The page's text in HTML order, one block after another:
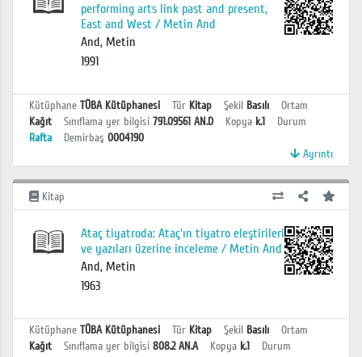
performing arts link past and present,
East and West / Metin And
And, Metin
1991
Kütüphane TÜBA Kütüphanesi Tür Kitap Şekil Basılı
Ortam
Kağıt
Sınıflama yer bilgisi 791.09561 AN.D Kopya k.1
Durum
Rafta
Demirbaş 0004190
Ayrıntı
Kitap
Ataç tiyatroda: Ataç'ın tiyatro eleştirileri
ve yazıları üzerine inceleme / Metin And
And, Metin
1963
Kütüphane TÜBA Kütüphanesi Tür Kitap Şekil Basılı
Ortam
Kağıt
Sınıflama yer bilgisi 808.2 AN.A Kopya k.1
Durum